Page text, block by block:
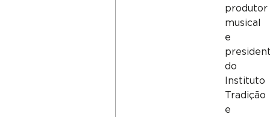
produtor
musical
e
do
Instituto
Tradição
e